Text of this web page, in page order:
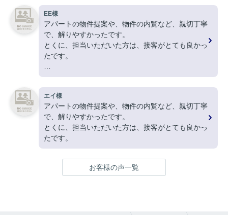
EE様
アパートの物件提案や、物件の内覧など、親切丁寧
で、解りやすかったです。
とくに、担当いただいた方は、接客がとても良かっ
たです。
ありがとうございました。
エイ様
アパートの物件提案や、物件の内覧など、親切丁寧
で、解りやすかったです。
とくに、担当いただいた方は、接客がとても良かっ
たです。
お客様の声一覧